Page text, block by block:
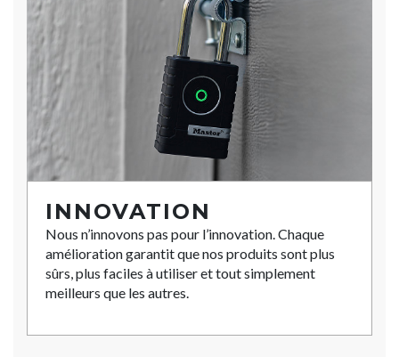
INNOVATION
Nous n’innovons pas pour l’innovation. Chaque
amélioration garantit que nos produits sont plus
sûrs, plus faciles à utiliser et tout simplement
meilleurs que les autres.